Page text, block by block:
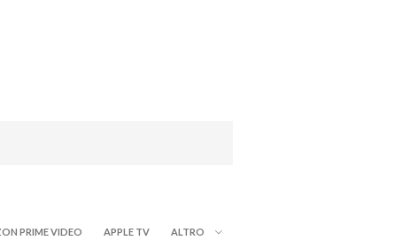
PRIME VIDEO APPLE TV ALTRO